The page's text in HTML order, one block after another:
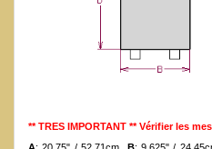
** TRES IMPORTANT ** Vérifier les